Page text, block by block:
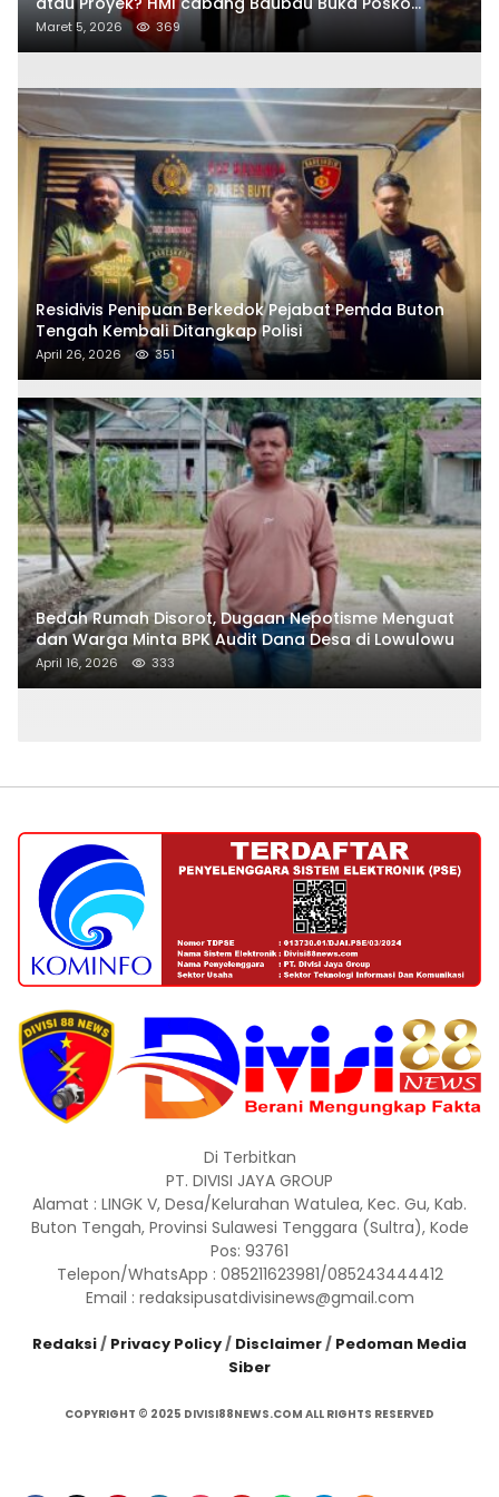
Aduan Masyarakat
Maret 5, 2026 369
Residivis Penipuan Berkedok Pejabat Pemda Buton
Tengah Kembali Ditangkap Polisi
April 26, 2026 351
Bedah Rumah Disorot, Dugaan Nepotisme Menguat
dan Warga Minta BPK Audit Dana Desa di Lowulowu
April 16, 2026 333
Di Terbitkan
PT. DIVISI JAYA GROUP
Alamat : LINGK V, Desa/Kelurahan Watulea, Kec. Gu, Kab.
Buton Tengah, Provinsi Sulawesi Tenggara (Sultra), Kode
Pos: 93761
Telepon/WhatsApp : 085211623981/085243444412
Email : redaksipusatdivisinews@gmail.com
Redaksi/ Privacy Policy/ Disclaimer/ Pedoman Media
Siber
COPYRIGHT © 2025 DIVISI88NEWS.COM ALL RIGHTS RESERVED